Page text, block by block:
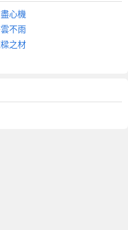
心機
不雨
之材